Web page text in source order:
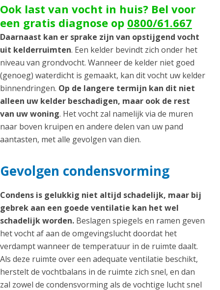
Ook last van vocht in huis? Bel voor
een gratis diagnose op 0800/61.667
Daarnaast kan er sprake zijn van opstijgend vocht
uit kelderruimten. Een kelder bevindt zich onder het
niveau van grondvocht. Wanneer de kelder niet goed
(genoeg) waterdicht is gemaakt, kan dit vocht uw kelder
binnendringen. Op de langere termijn kan dit niet
alleen uw kelder beschadigen, maar ook de rest
van uw woning. Het vocht zal namelijk via de muren
naar boven kruipen en andere delen van uw pand
aantasten, met alle gevolgen van dien.
Gevolgen condensvorming
Condens is gelukkig niet altijd schadelijk, maar bij
gebrek aan een goede ventilatie kan het wel
schadelijk worden. Beslagen spiegels en ramen geven
het vocht af aan de omgevingslucht doordat het
verdampt wanneer de temperatuur in de ruimte daalt.
Als deze ruimte over een adequate ventilatie beschikt,
herstelt de vochtbalans in de ruimte zich snel, en dan
zal zowel de condensvorming als de vochtige lucht snel